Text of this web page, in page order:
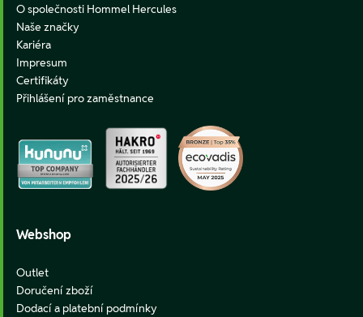
O společnosti Hommel Hercules
Naše značky
Kariéra
Impresum
Certifikáty
Přihlášení pro zaměstnance
Webshop
Outlet
Doručení zboží
Dodací a platební podmínky